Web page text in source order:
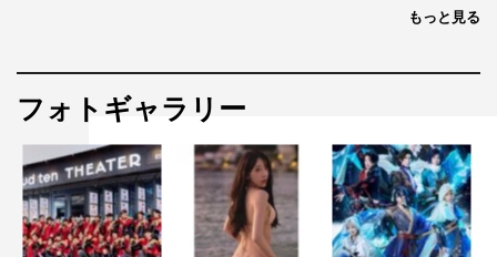
もっと見る
フォトギャラリー